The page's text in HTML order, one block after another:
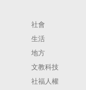
社會
生活
地方
文教科技
社福人權